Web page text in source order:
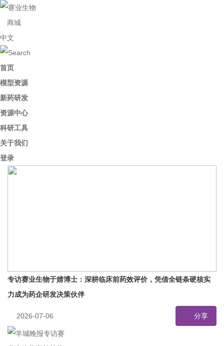
商城
中文
首页
模型资源
新药研发
资源中心
科研工具
关于我们
登录
专访赛业生物于婧博士：深耕临床前药效评价，凭借全链条硬核实
力成为药企研发决策伙伴
2026-07-06 分享